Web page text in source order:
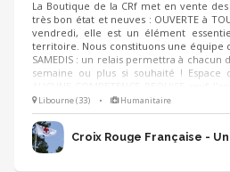
La Boutique de la CRf met en vente
très bon état et neuves : OUVERTE à
vendredi, elle est un élément
territoire. Nous constituons une équipe
SAMEDIS : un relais permettra à
semaine ou plus si souhaité !
formation assurée. Si tu as aussi des
et/ou en couture (et que tu as une
utiliser ... ou pas, c'est toi qui choisis ! Tu
notre joyeuse équipe 😀
Libourne (33) • Humanitaire
Croix Rouge Française -